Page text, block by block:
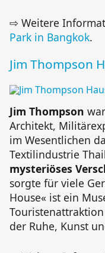
⇨ Weitere
Park in Bangkok.
Jim Thompson
Jim Thompson
Architekt,
im Wesentlichen
Textilindustrie
mysteriöses
sorgte für viele
House« ist ein
der Ruhe, Kunst